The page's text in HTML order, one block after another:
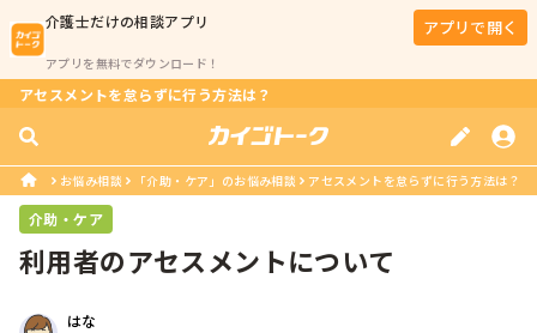
介護士だけの相談アプリ
アプリを無料でダウンロード！
アプリで開く
アセスメントを怠らずに行う方法は？
お悩み相談 「介助・ケア」のお悩み相談 アセスメントを怠らずに行う方法は？
介助・ケア
利用者のアセスメントについて
はな